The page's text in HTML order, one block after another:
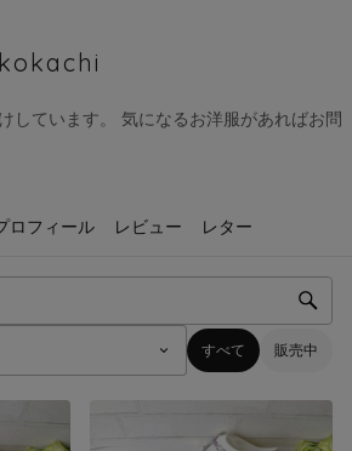
しています。 気になるお洋服があればお問
ロフィール レビュー レター
すべて 販売中